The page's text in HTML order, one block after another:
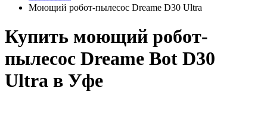
Моющий робот-пылесос Dreame D30 Ultra
Купить моющий робот-
пылесос Dreame Bot D30
Ultra в Уфе